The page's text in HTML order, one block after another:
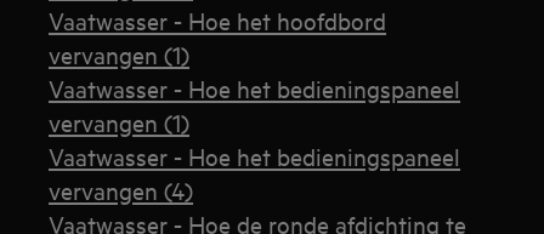
Vaatwasser - Hoe het hoofdbord
vervangen (1)
Vaatwasser - Hoe het bedieningspaneel
vervangen (1)
Vaatwasser - Hoe het bedieningspaneel
vervangen (4)
Vaatwasser - Hoe de ronde afdichting te